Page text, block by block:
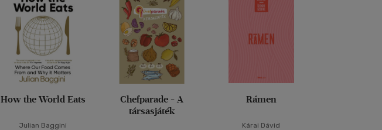
How the World Eats
Julian Baggini
Chefparade - A
társasjáték
Rámen
Kárai Dávid